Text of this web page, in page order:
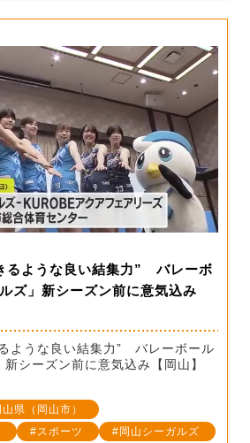
るような良い結集力” バレーボ
ズ」新シーズン前に意気込み
ような良い結集力” バレーボール
新シーズン前に意気込み【岡山】
山県（岡山市）
スポーツ 岡山シーガルズ